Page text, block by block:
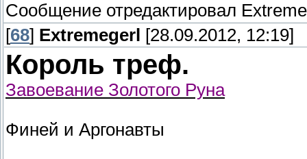
Сообщение отредактировал
[68] Extremegerl [28.09.2012, 12:19]
Король треф.
Завоевание Золотого Руна
Финей и Аргонавты